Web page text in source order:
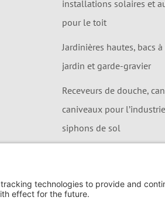
installations solaires et
pour le toit
Jardinières hautes, bacs
jardin et garde-gravier
Receveurs de douche,
caniveaux pour
siphons de sol